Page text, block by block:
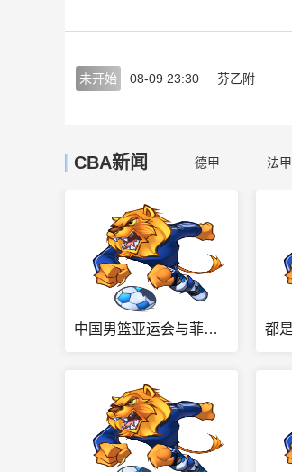
未开始 08-09 23:30 芬乙附
CBA新闻 德甲 法甲
中国男篮亚运会与菲律宾、巴林和哈萨克斯坦同组 9月11日10点首秀